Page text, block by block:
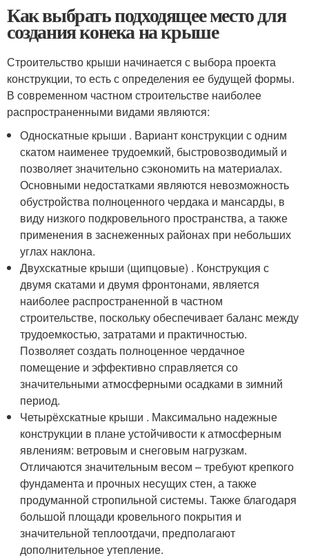
Как выбрать подходящее место для
создания конека на крыше
Строительство крыши начинается с выбора проекта
конструкции, то есть с определения ее будущей формы.
В современном частном строительстве наиболее
распространенными видами являются:
Односкатные крыши . Вариант конструкции с одним
скатом наименее трудоемкий, быстровозводимый и
позволяет значительно сэкономить на материалах.
Основными недостатками являются невозможность
обустройства полноценного чердака и мансарды, в
виду низкого подкровельного пространства, а также
применения в заснеженных районах при небольших
углах наклона.
Двухскатные крыши (щипцовые) . Конструкция с
двумя скатами и двумя фронтонами, является
наиболее распространенной в частном
строительстве, поскольку обеспечивает баланс между
трудоемкостью, затратами и практичностью.
Позволяет создать полноценное чердачное
помещение и эффективно справляется со
значительными атмосферными осадками в зимний
период.
Четырёхскатные крыши . Максимально надежные
конструкции в плане устойчивости к атмосферным
явлениям: ветровым и снеговым нагрузкам.
Отличаются значительным весом – требуют крепкого
фундамента и прочных несущих стен, а также
продуманной стропильной системы. Также благодаря
большой площади кровельного покрытия и
значительной теплоотдачи, предполагают
дополнительное утепление.